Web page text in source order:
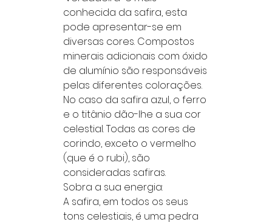
conhecida da safira, esta
pode apresentar-se em
diversas cores. Compostos
minerais adicionais com óxido
de alumínio são responsáveis
pelas diferentes colorações.
No caso da safira azul, o ferro
e o titânio dão-lhe a sua cor
celestial. Todas as cores de
corindo, exceto o vermelho
(que é o rubi), são
consideradas safiras.
Sobra a sua energia:
A safira, em todos os seus
tons celestiais, é uma pedra